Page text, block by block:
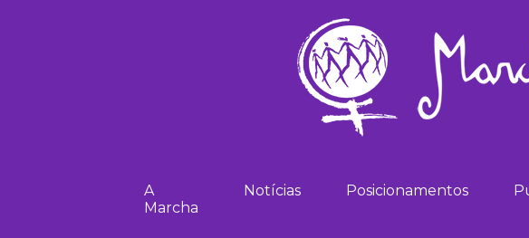
A
Marcha
Notícias Posicionamentos